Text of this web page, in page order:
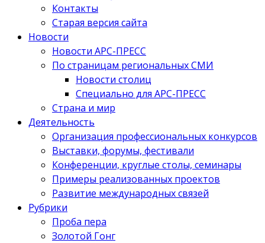
Контакты
Старая версия сайта
Новости
Новости АРС-ПРЕСС
По страницам региональных СМИ
Новости столиц
Специально для АРС-ПРЕСС
Страна и мир
Деятельность
Организация профессиональных конкурсов
Выставки, форумы, фестивали
Конференции, круглые столы, семинары
Примеры реализованных проектов
Развитие международных связей
Рубрики
Проба пера
Золотой Гонг